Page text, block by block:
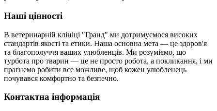
Наші цінності
В ветеринарній клініці "Гранд" ми дотримуємося високих
стандартів якості та етики. Наша основна мета — це здоров'я
та благополуччя ваших улюбленців. Ми розуміємо, що
турбота про тварин — це не просто робота, а покликання, і ми
прагнемо робити все можливе, щоб кожен улюбленець
почувався комфортно та безпечно.
Контактна інформація